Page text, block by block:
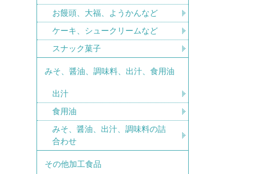
お饅頭、大福、ようかんなど
ケーキ、シュークリームなど
スナック菓子
みそ、醤油、調味料、出汁、食用油
出汁
食用油
みそ、醤油、出汁、調味料の詰
合わせ
その他加工食品